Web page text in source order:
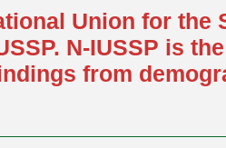
Union for the
N-IUSSP is
from